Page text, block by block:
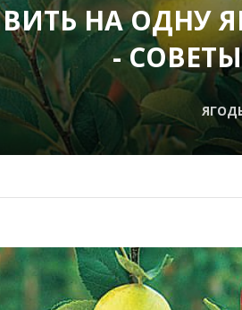
НА ОДНУ
-